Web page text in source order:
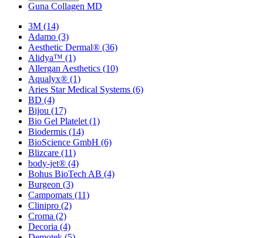
Guna Collagen MD
3M (14)
Adamo (3)
Aesthetic Dermal® (36)
Alidya™ (1)
Allergan Aesthetics (10)
Aqualyx® (1)
Aries Star Medical Systems (6)
BD (4)
Bijou (17)
Bio Gel Platelet (1)
Biodermis (14)
BioScience GmbH (6)
Blizcare (11)
body-jet® (4)
Bohus BioTech AB (4)
Burgeon (3)
Campomats (11)
Clinipro (2)
Croma (2)
Decoria (4)